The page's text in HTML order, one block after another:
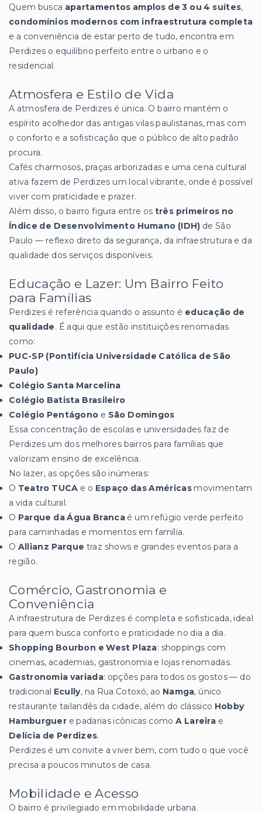
Quem busca apartamentos amplos de 3 ou 4 suítes,
condomínios modernos com infraestrutura completa
e a conveniência de estar perto de tudo, encontra em
Perdizes o equilíbrio perfeito entre o urbano e o
residencial.
Atmosfera e Estilo de Vida
A atmosfera de Perdizes é única. O bairro mantém o
espírito acolhedor das antigas vilas paulistanas, mas com
o conforto e a sofisticação que o público de alto padrão
procura.
Cafés charmosos, praças arborizadas e uma cena cultural
ativa fazem de Perdizes um local vibrante, onde é possível
viver com praticidade e prazer.
Além disso, o bairro figura entre os três primeiros no
Índice de Desenvolvimento Humano (IDH) de São
Paulo — reflexo direto da segurança, da infraestrutura e da
qualidade dos serviços disponíveis.
Educação e Lazer: Um Bairro Feito
para Famílias
Perdizes é referência quando o assunto é educação de
qualidade. É aqui que estão instituições renomadas
como:
PUC-SP (Pontifícia Universidade Católica de São
Paulo)
Colégio Santa Marcelina
Colégio Batista Brasileiro
Colégio Pentágono e São Domingos
Essa concentração de escolas e universidades faz de
Perdizes um dos melhores bairros para famílias que
valorizam ensino de excelência.
No lazer, as opções são inúmeras:
O Teatro TUCA e o Espaço das Américasmovimentam
a vida cultural.
O Parque da Água Brancaé um refúgio verde perfeito
para caminhadas e momentos em família.
O Allianz Parque traz shows e grandes eventos para a
região.
Comércio, Gastronomia e
Conveniência
A infraestrutura de Perdizes é completa e sofisticada, ideal
para quem busca conforto e praticidade no dia a dia.
Shopping Bourbon e West Plaza: shoppings com
cinemas, academias, gastronomia e lojas renomadas.
Gastronomia variada: opções para todos os gostos — do
tradicional Ecully, na Rua Cotoxó, ao Namga, único
restaurante tailandês da cidade, além do clássico Hobby
Hamburguer e padarias icônicas comoA Lareira e
Delícia de Perdizes.
Perdizes é um convite a viver bem, com tudo o que você
precisa a poucos minutos de casa.
Mobilidade e Acesso
O bairro é privilegiado em mobilidade urbana.